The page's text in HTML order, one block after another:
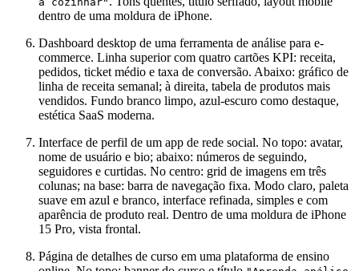
dentro de uma moldura de iPhone.
Dashboard desktop de uma ferramenta de análise para e-
commerce. Linha superior com quatro cartões KPI: receita,
pedidos, ticket médio e taxa de conversão. Abaixo: gráfico de
linha de receita semanal; à direita, tabela de produtos mais
vendidos. Fundo branco limpo, azul-escuro como destaque,
estética SaaS moderna.
Interface de perfil de um app de rede social. No topo: avatar,
nome de usuário e bio; abaixo: números de seguindo,
seguidores e curtidas. No centro: grid de imagens em três
colunas; na base: barra de navegação fixa. Modo claro, paleta
suave em azul e branco, interface refinada, simples e com
aparência de produto real. Dentro de uma moldura de iPhone
15 Pro, vista frontal.
Página de detalhes de curso em uma plataforma de ensino